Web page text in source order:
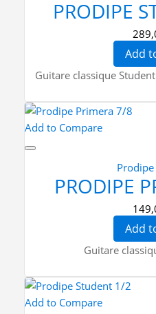
PRODIPE
Add
Guitare classique
Add to Compare
PRODIPE
Add
Guitare
Add to Compare